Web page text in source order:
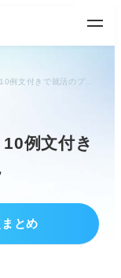
例文付き
とめ
己PRの構成